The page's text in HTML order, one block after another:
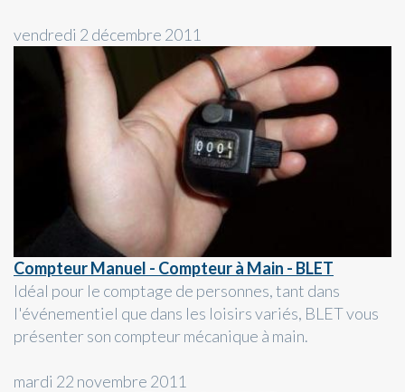
vendredi 2 décembre 2011
Compteur Manuel - Compteur à Main - BLET
Idéal pour le comptage de personnes, tant dans
l'événementiel que dans les loisirs variés, BLET vous
présenter son compteur mécanique à main.
mardi 22 novembre 2011